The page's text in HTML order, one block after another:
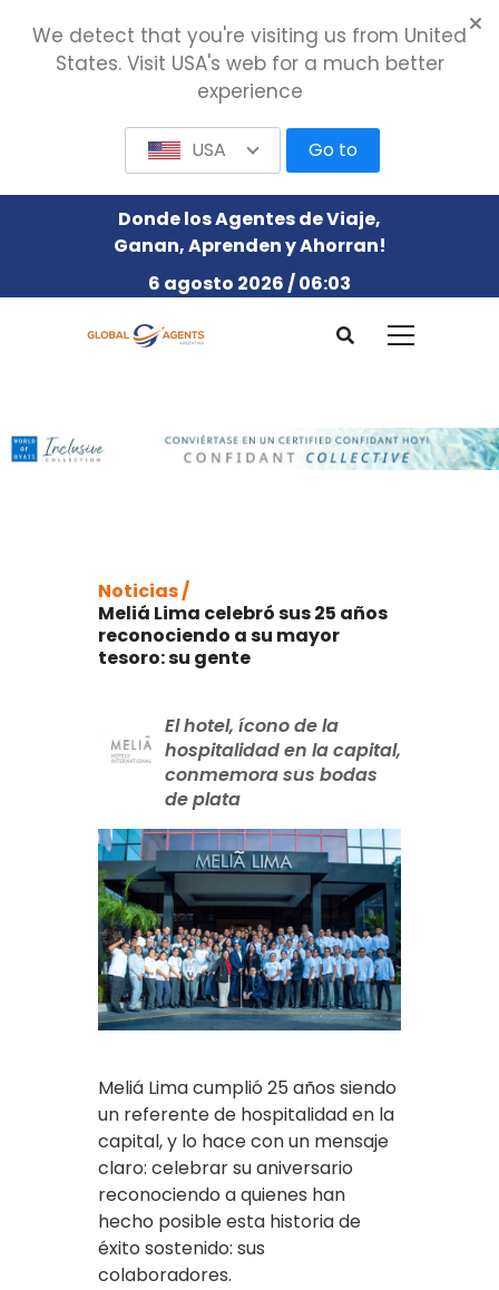
Donde los Agentes de Viaje,
Ganan, Aprenden y Ahorran!
6 agosto 2026 / 06:03
Noticias /
Meliá Lima celebró sus 25 años
reconociendo a su mayor
tesoro: su gente
El hotel, ícono de la
hospitalidad en la capital,
conmemora sus bodas
de plata
Meliá Lima cumplió 25 años siendo
un referente de hospitalidad en la
capital, y lo hace con un mensaje
claro: celebrar su aniversario
reconociendo a quienes han
hecho posible esta historia de
éxito sostenido: sus
colaboradores.
We detect that you're visiting us from United
States. Visit USA's web for a much better
experience
USA Go to